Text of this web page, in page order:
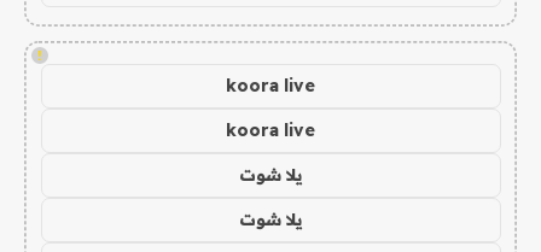
!
koora live
koora live
يلا شوت
يلا شوت